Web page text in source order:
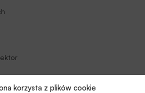
korzysta z plików cookie